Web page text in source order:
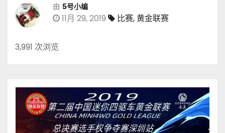
由 5号小编
11月 29, 2019 比赛,黄金联赛
3,991 次浏览